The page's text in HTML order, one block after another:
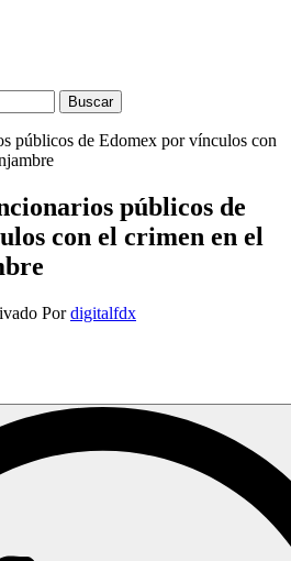
públicos de
con el crimen en el
Por digitalfdx